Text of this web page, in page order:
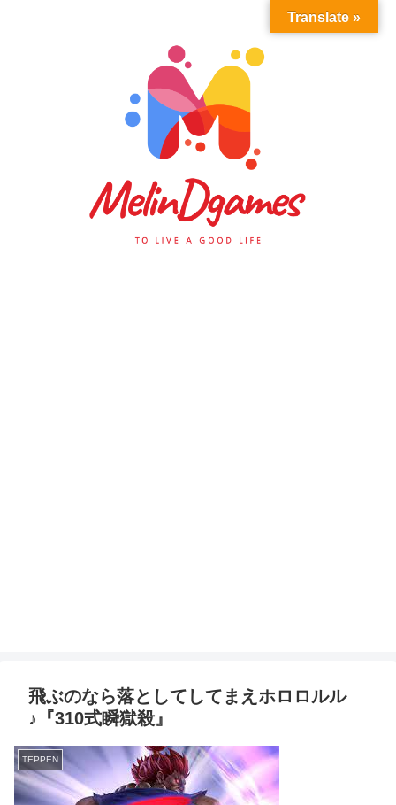
飛ぶのなら落としてしてまえホロロルル
♪『310式瞬獄殺』
TEPPEN
Translate »